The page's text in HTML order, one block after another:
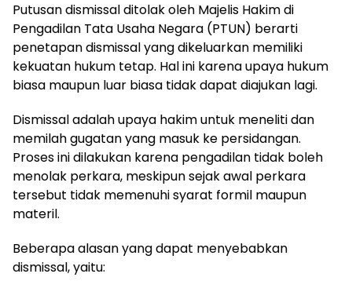
Putusan dismissal ditolak oleh Majelis Hakim di
Pengadilan Tata Usaha Negara (PTUN) berarti
penetapan dismissal yang dikeluarkan memiliki
kekuatan hukum tetap. Hal ini karena upaya hukum
biasa maupun luar biasa tidak dapat diajukan lagi.
Dismissal adalah upaya hakim untuk meneliti dan
memilah gugatan yang masuk ke persidangan.
Proses ini dilakukan karena pengadilan tidak boleh
menolak perkara, meskipun sejak awal perkara
tersebut tidak memenuhi syarat formil maupun
materil.
Beberapa alasan yang dapat menyebabkan
dismissal, yaitu: